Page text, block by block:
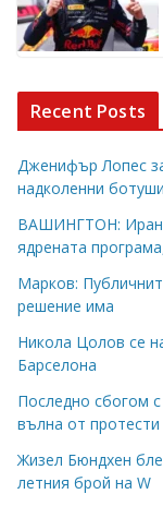
Recent Posts
Дженифър Лопес
надколенни ботуши
ВАШИНГТОН: Иран
ядрената
Марков:
решение има
Никола Цолов се
Барселона
Последно сбогом
вълна от протести
Жизел Бюндхен
летния брой на W